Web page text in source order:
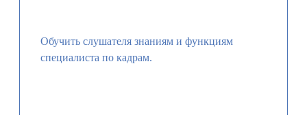
Обучить слушателя знаниям и функциям
специалиста по кадрам.